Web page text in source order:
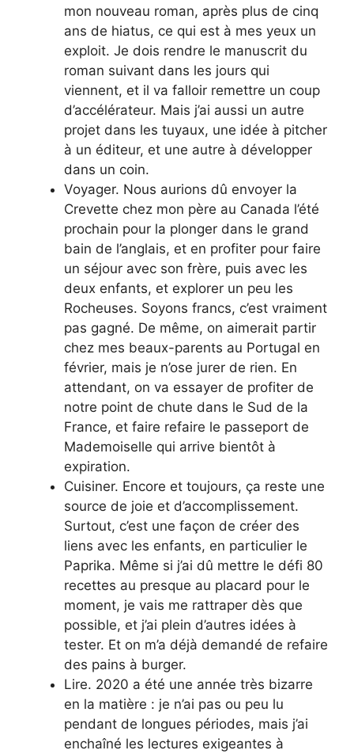
mon nouveau roman, après plus de cinq
ans de hiatus, ce qui est à mes yeux un
exploit. Je dois rendre le manuscrit du
roman suivant dans les jours qui
viennent, et il va falloir remettre un coup
d’accélérateur. Mais j’ai aussi un autre
projet dans les tuyaux, une idée à pitcher
à un éditeur, et une autre à développer
dans un coin.
Voyager. Nous aurions dû envoyer la
Crevette chez mon père au Canada l’été
prochain pour la plonger dans le grand
bain de l’anglais, et en profiter pour faire
un séjour avec son frère, puis avec les
deux enfants, et explorer un peu les
Rocheuses. Soyons francs, c’est vraiment
pas gagné. De même, on aimerait partir
chez mes beaux-parents au Portugal en
février, mais je n’ose jurer de rien. En
attendant, on va essayer de profiter de
notre point de chute dans le Sud de la
France, et faire refaire le passeport de
Mademoiselle qui arrive bientôt à
expiration.
Cuisiner. Encore et toujours, ça reste une
source de joie et d’accomplissement.
Surtout, c’est une façon de créer des
liens avec les enfants, en particulier le
Paprika. Même si j’ai dû mettre le défi 80
recettes au presque au placard pour le
moment, je vais me rattraper dès que
possible, et j’ai plein d’autres idées à
tester. Et on m’a déjà demandé de refaire
des pains à burger.
Lire. 2020 a été une année très bizarre
en la matière : je n’ai pas ou peu lu
pendant de longues périodes, mais j’ai
enchaîné les lectures exigeantes à